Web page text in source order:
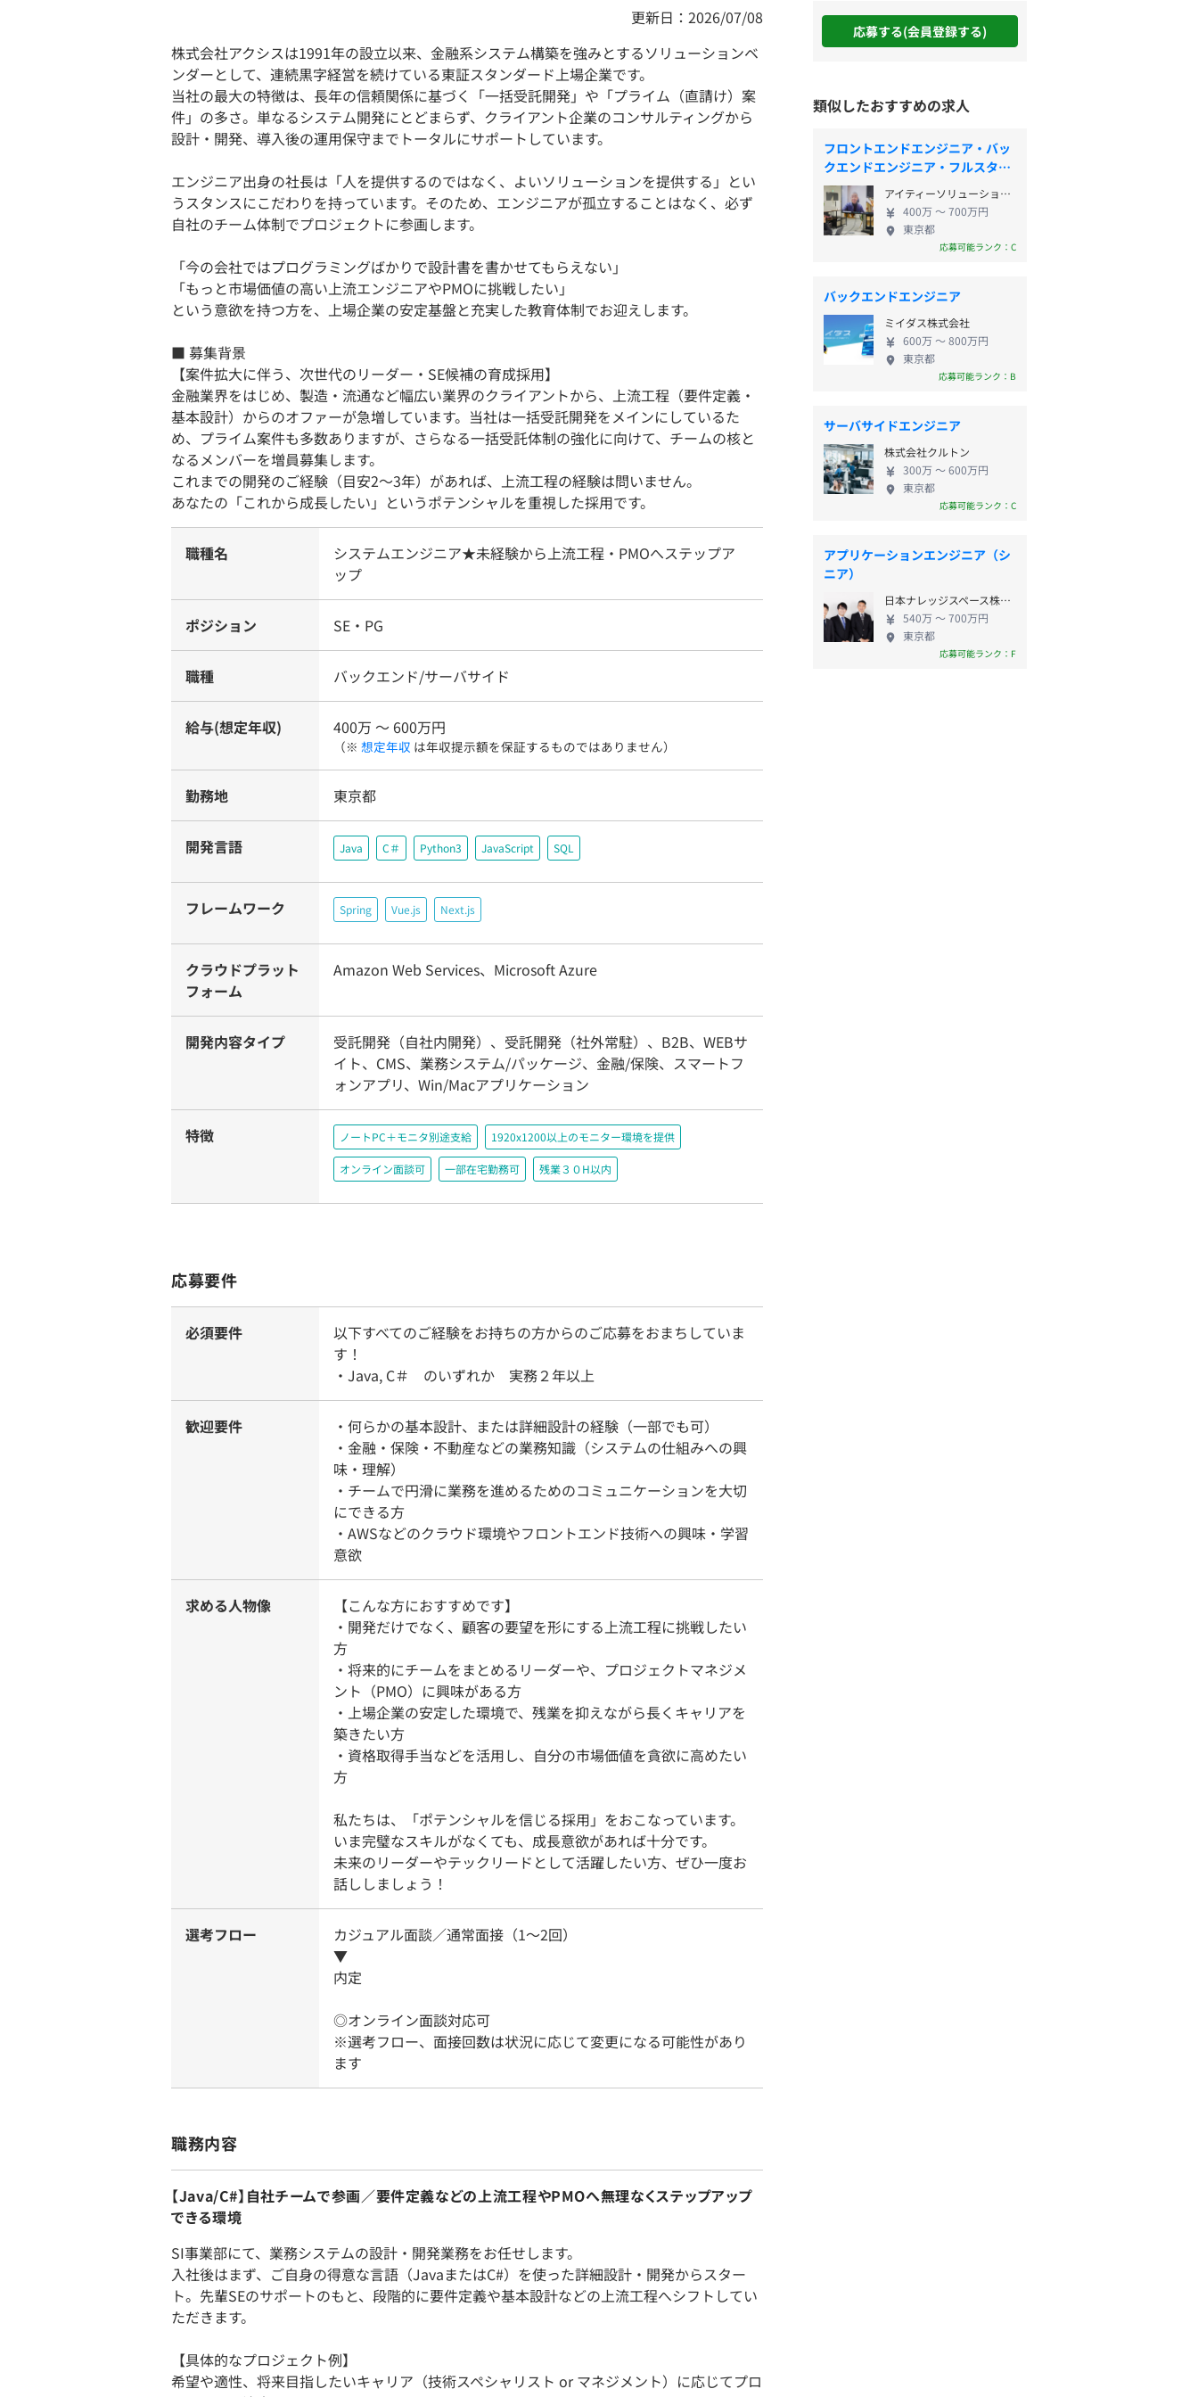
更新日：2026/07/08
株式会社アクシスは1991年の設立以来、金融系システム構築を強みとするソリューションベ
ンダーとして、連続黒字経営を続けている東証スタンダード上場企業です。
当社の最大の特徴は、長年の信頼関係に基づく「一括受託開発」や「プライム（直請け）案
件」の多さ。単なるシステム開発にとどまらず、クライアント企業のコンサルティングから
設計・開発、導入後の運用保守までトータルにサポートしています。
エンジニア出身の社長は「人を提供するのではなく、よいソリューションを提供する」とい
うスタンスにこだわりを持っています。そのため、エンジニアが孤立することはなく、必ず
自社のチーム体制でプロジェクトに参画します。
「今の会社ではプログラミングばかりで設計書を書かせてもらえない」
「もっと市場価値の高い上流エンジニアやPMOに挑戦したい」
という意欲を持つ方を、上場企業の安定基盤と充実した教育体制でお迎えします。
■ 募集背景
【案件拡大に伴う、次世代のリーダー・SE候補の育成採用】
金融業界をはじめ、製造・流通など幅広い業界のクライアントから、上流工程（要件定義・
基本設計）からのオファーが急増しています。当社は一括受託開発をメインにしているた
め、プライム案件も多数ありますが、さらなる一括受託体制の強化に向けて、チームの核と
なるメンバーを増員募集します。
これまでの開発のご経験（目安2〜3年）があれば、上流工程の経験は問いません。
あなたの「これから成長したい」というポテンシャルを重視した採用です。
職種名
システムエンジニア★未経験から上流工程・PMOへステップア
ップ
ポジション SE・PG
職種 バックエンド/サーバサイド
給与(想定年収) 400万 〜 600万円
（※ 想定年収 は年収提示額を保証するものではありません）
勤務地 東京都
開発言語 Java C＃ Python3 JavaScript SQL
フレームワーク Spring Vue.js Next.js
クラウドプラット
フォーム
Amazon Web Services、Microsoft Azure
開発内容タイプ
受託開発（自社内開発）、受託開発（社外常駐）、B2B、WEBサ
イト、CMS、業務システム/パッケージ、金融/保険、スマートフ
ォンアプリ、Win/Macアプリケーション
特徴 ノートPC＋モニタ別途支給 1920x1200以上のモニター環境を提供
オンライン面談可 一部在宅勤務可 残業３０H以内
応募要件
必須要件
以下すべてのご経験をお持ちの方からのご応募をおまちしていま
す！
・Java, C＃ のいずれか 実務２年以上
歓迎要件
・何らかの基本設計、または詳細設計の経験（一部でも可）
・金融・保険・不動産などの業務知識（システムの仕組みへの興
味・理解）
・チームで円滑に業務を進めるためのコミュニケーションを大切
にできる方
・AWSなどのクラウド環境やフロントエンド技術への興味・学習
意欲
求める人物像
【こんな方におすすめです】
・開発だけでなく、顧客の要望を形にする上流工程に挑戦したい
方
・将来的にチームをまとめるリーダーや、プロジェクトマネジメ
ント（PMO）に興味がある方
・上場企業の安定した環境で、残業を抑えながら長くキャリアを
築きたい方
・資格取得手当などを活用し、自分の市場価値を貪欲に高めたい
方
私たちは、「ポテンシャルを信じる採用」をおこなっています。
いま完璧なスキルがなくても、成長意欲があれば十分です。
未来のリーダーやテックリードとして活躍したい方、ぜひ一度お
話ししましょう！
選考フロー
カジュアル面談／通常面接（1～2回）
▼
内定
◎オンライン面談対応可
※選考フロー、面接回数は状況に応じて変更になる可能性があり
ます
職務内容
【Java/C#】自社チームで参画／要件定義などの上流工程やPMOへ無理なくステップアップ
できる環境
SI事業部にて、業務システムの設計・開発業務をお任せします。
入社後はまず、ご自身の得意な言語（JavaまたはC#）を使った詳細設計・開発からスター
ト。先輩SEのサポートのもと、段階的に要件定義や基本設計などの上流工程へシフトしてい
ただきます。
【具体的なプロジェクト例】
希望や適性、将来目指したいキャリア（技術スペシャリスト or マネジメント）に応じてプロ
応募する(会員登録する)
類似したおすすめの求人
フロントエンドエンジニア・バッ
クエンドエンジニア・フルスタッ
クエンジニ
アイティーソリューションズ株式会社
400万 〜 700万円
東京都
応募可能ランク：C
バックエンドエンジニア
ミイダス株式会社
600万 〜 800万円
東京都
応募可能ランク：B
サーバサイドエンジニア
株式会社クルトン
300万 〜 600万円
東京都
応募可能ランク：C
アプリケーションエンジニア（シ
ニア）
日本ナレッジスペース株式会社
540万 〜 700万円
東京都
応募可能ランク：F